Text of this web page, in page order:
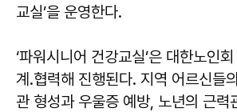
교실’을 운영한다.
‘파워시니어 건강교실’은 대한노인
계․협력해 진행된다. 지역 어르신들
관 형성과 우울증 예방, 노년의 근력